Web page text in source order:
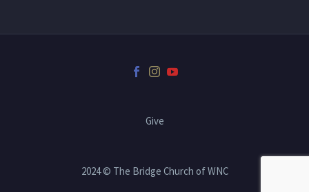
Give
2024 © The Bridge Church of WNC